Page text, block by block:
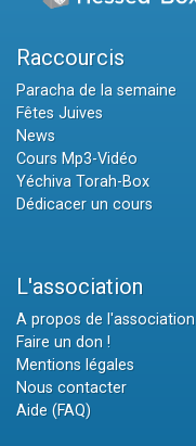
Raccourcis
Paracha de la semaine
Fêtes Juives
News
Cours Mp3-Vidéo
Yéchiva Torah-Box
Dédicacer un cours
L'association
A propos de l'association
Faire un don !
Mentions légales
Nous contacter
Aide (FAQ)